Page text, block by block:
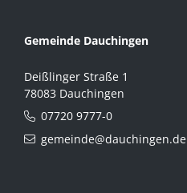
Gemeinde Dauchingen
Deißlinger Straße 1
78083 Dauchingen
07720 9777-0
gemeinde@dauchingen.de